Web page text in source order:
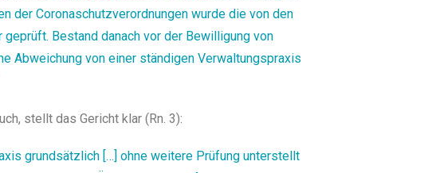
der Coronaschutzverordnungen wurde die von den
Bestand danach vor der Bewilligung von
Abweichung von einer ständigen Verwaltungspraxis
stellt das Gericht klar (Rn. 3):
grundsätzlich […] ohne weitere Prüfung unterstellt